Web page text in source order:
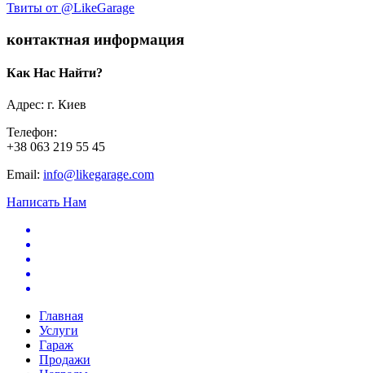
Твиты от @LikeGarage
контактная информация
Как Нас Найти?
Адрес: г. Киев
Телефон:
+38 063 219 55 45
Email: info@likegarage.com
Написать Нам
Главная
Услуги
Гараж
Продажи